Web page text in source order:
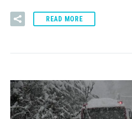
READ MORE